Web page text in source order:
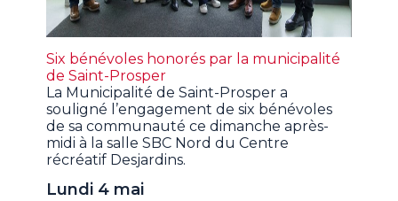
Six bénévoles honorés par la municipalité
de Saint-Prosper
La Municipalité de Saint-Prosper a
souligné l’engagement de six bénévoles
de sa communauté ce dimanche après-
midi à la salle SBC Nord du Centre
récréatif Desjardins.
Lundi 4 mai